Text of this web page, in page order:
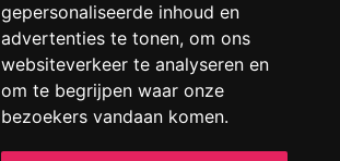
gepersonaliseerde inhoud en
advertenties te tonen, om ons
websiteverkeer te analyseren en
om te begrijpen waar onze
bezoekers vandaan komen.